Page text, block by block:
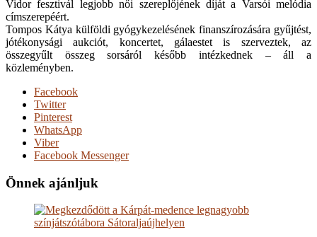
Vidor fesztivál legjobb női szereplőjének díját a Varsói melódia
címszerepéért.
Tompos Kátya külföldi gyógykezelésének finanszírozására gyűjtést,
jótékonysági aukciót, koncertet, gálaestet is szerveztek, az
összegyűlt összeg sorsáról később intézkednek – áll a
közleményben.
Facebook
Twitter
Pinterest
WhatsApp
Viber
Facebook Messenger
Önnek ajánljuk